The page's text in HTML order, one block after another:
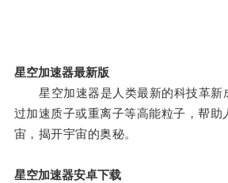
星空加速器最新版
星空加速器是人类最新的科技革新
过加速质子或重离子等高能粒子，帮助
宙，揭开宇宙的奥秘。
星空加速器安卓下载